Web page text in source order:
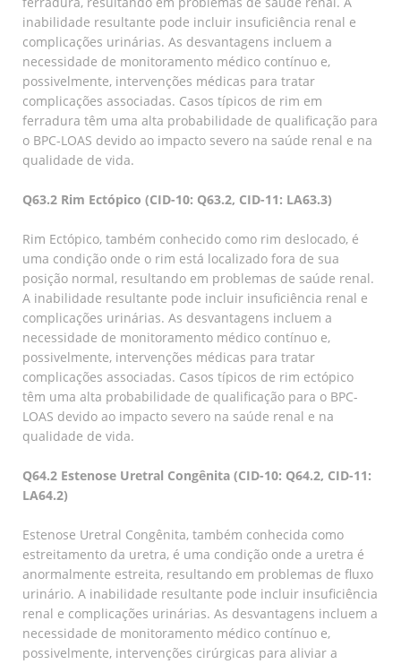
inabilidade resultante pode incluir insuficiência renal e
complicações urinárias. As desvantagens incluem a
necessidade de monitoramento médico contínuo e,
possivelmente, intervenções médicas para tratar
complicações associadas. Casos típicos de rim em
ferradura têm uma alta probabilidade de qualificação para
o BPC-LOAS devido ao impacto severo na saúde renal e na
qualidade de vida.
Q63.2 Rim Ectópico (CID-10: Q63.2, CID-11: LA63.3)
Rim Ectópico, também conhecido como rim deslocado, é
uma condição onde o rim está localizado fora de sua
posição normal, resultando em problemas de saúde renal.
A inabilidade resultante pode incluir insuficiência renal e
complicações urinárias. As desvantagens incluem a
necessidade de monitoramento médico contínuo e,
possivelmente, intervenções médicas para tratar
complicações associadas. Casos típicos de rim ectópico
têm uma alta probabilidade de qualificação para o BPC-
LOAS devido ao impacto severo na saúde renal e na
qualidade de vida.
Q64.2 Estenose Uretral Congênita (CID-10: Q64.2, CID-11:
LA64.2)
Estenose Uretral Congênita, também conhecida como
estreitamento da uretra, é uma condição onde a uretra é
anormalmente estreita, resultando em problemas de fluxo
urinário. A inabilidade resultante pode incluir insuficiência
renal e complicações urinárias. As desvantagens incluem a
necessidade de monitoramento médico contínuo e,
possivelmente, intervenções cirúrgicas para aliviar a